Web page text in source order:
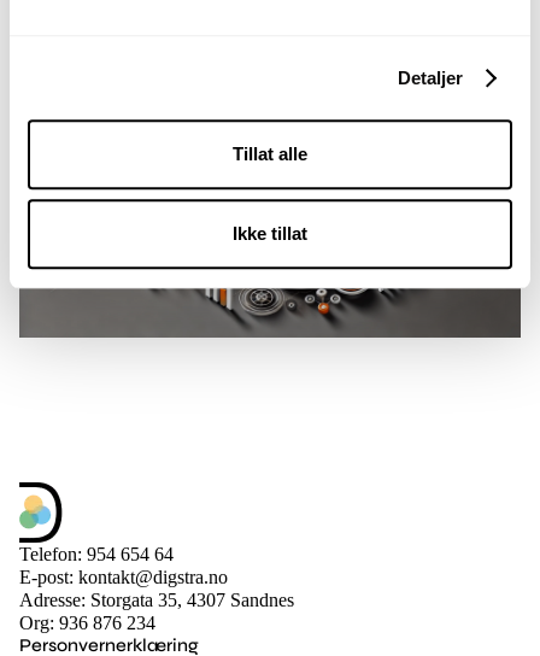
Detaljer
Tillat alle
Ikke tillat
Telefon: 954 654 64
E-post: kontakt@digstra.no
Adresse: Storgata 35, 4307 Sandnes
Org: 936 876 234
Personvernerklæring